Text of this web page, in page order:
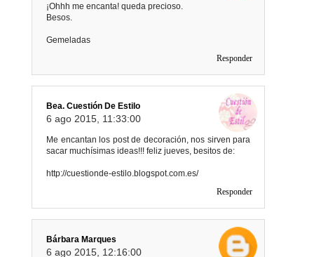
¡Ohhh me encanta! queda precioso.
Besos.
Gemeladas
Responder
Bea. Cuestión De Estilo
6 ago 2015, 11:33:00
Me encantan los post de decoración, nos sirven para
sacar muchísimas ideas!!! feliz jueves, besitos de:
http://cuestionde-estilo.blogspot.com.es/
Responder
Bárbara Marques
6 ago 2015, 12:16:00